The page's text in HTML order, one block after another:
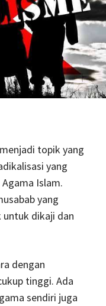
topik yang
yang
Islam.
yang
dikaji dan
dengan
tinggi. Ada
sendiri juga